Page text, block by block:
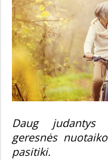
Daug judantys
geresnės
pasitiki.